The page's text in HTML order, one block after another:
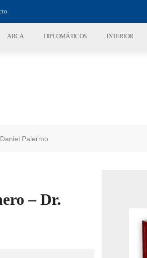
ARCA DIPLOMÁTICOS INTERIOR
Palermo
– Dr.